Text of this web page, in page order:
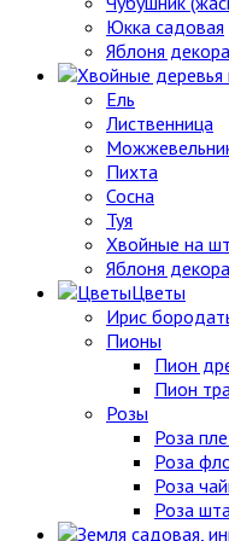
Юкка садовая
Яблоня
Ель
Лиственница
Пихта
Сосна
Туя
Хвойные на
Яблоня
Цветы
Ирис
Пионы
Пион
Пион
Розы
Роза
Роза
Роза
Роза